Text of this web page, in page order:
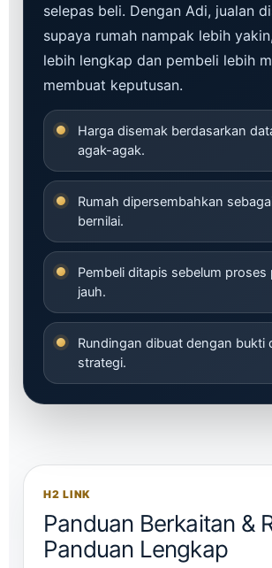
selepas beli. Dengan Adi, jualan
supaya rumah nampak lebih
lebih lengkap dan pembeli lebih
membuat keputusan.
Harga disemak berdasarkan
agak-agak.
Rumah dipersembahkan
bernilai.
Pembeli ditapis sebelum proses
jauh.
Rundingan dibuat dengan bukti
strategi.
H2 LINK
Panduan Berkaitan &
Panduan Lengkap